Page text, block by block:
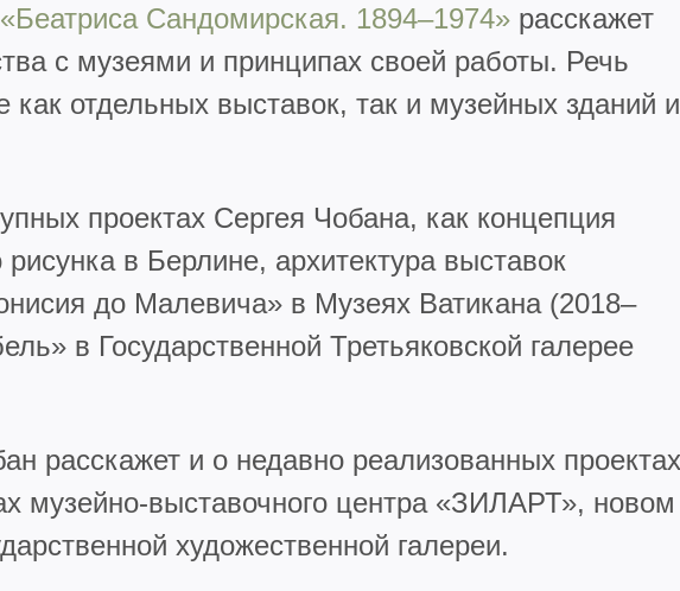
«Беатриса Сандомирская. 1894–1974» расскажет
с музеями и принципах своей работы. Речь
как отдельных выставок, так и музейных зданий и
проектах Сергея Чобана, как концепция
рисунка в Берлине, архитектура выставок
до Малевича» в Музеях Ватикана (2018–
в Государственной Третьяковской галерее
расскажет и о недавно реализованных проектах
музейно-выставочного центра «ЗИЛАРТ», новом
художественной галереи.